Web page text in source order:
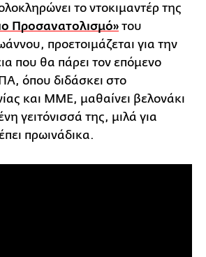
το ντοκιμαντέρ της
Προσανατολισμό» του
προετοιμάζεται για την
που θα πάρει τον επόμενο
όπου διδάσκει στο
και ΜΜΕ, μαθαίνει βελονάκι
γειτόνισσά της, μιλά για
πρωινάδικα.